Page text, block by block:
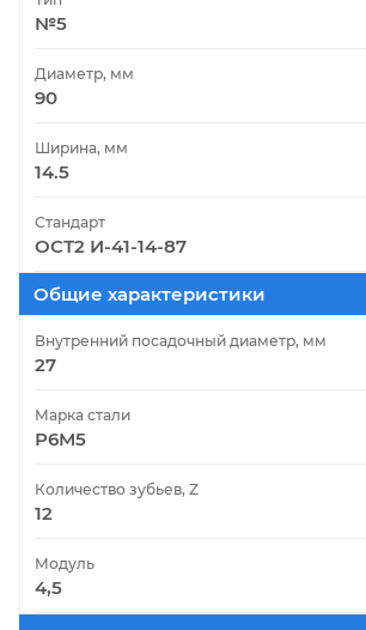
№5
Диаметр, мм
90
Ширина, мм
14.5
Стандарт
ОСТ2 И-41-14-87
Общие характеристики
Внутренний посадочный диаметр, мм
27
Марка стали
Р6М5
Количество зубьев, Z
12
Модуль
4,5